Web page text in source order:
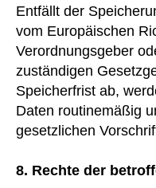
Entfällt der
vom Europäischen
Verordnungsgeber
zuständigen
Speicherfrist ab,
Daten routinemäßig
gesetzlichen
8. Rechte der